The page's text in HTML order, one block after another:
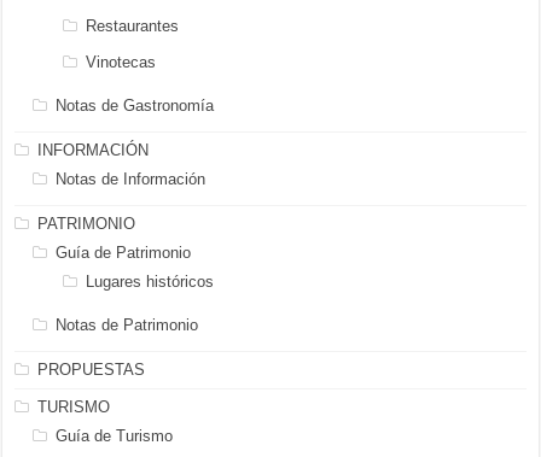
Restaurantes
Vinotecas
Notas de Gastronomía
INFORMACIÓN
Notas de Información
PATRIMONIO
Guía de Patrimonio
Lugares históricos
Notas de Patrimonio
PROPUESTAS
TURISMO
Guía de Turismo